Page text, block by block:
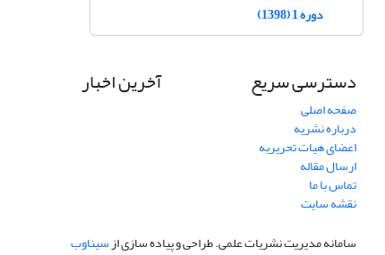
دوره 1 (1398)
دسترسی سریع
صفحه اصلی
درباره نشریه
اعضای هیات تحریریه
ارسال مقاله
تماس با ما
نقشه سایت
آخرین اخبار
سامانه مدیریت نشریات علمی.طراحی و پیاده سازی ازسیناوب